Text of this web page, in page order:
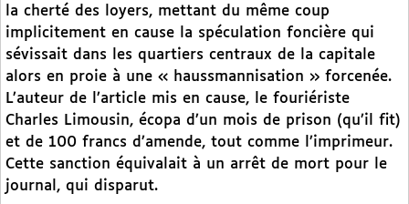
la cherté des loyers, mettant du même coup
implicitement en cause la spéculation foncière qui
sévissait dans les quartiers centraux de la capitale
alors en proie à une « haussmannisation » forcenée.
L’auteur de l’article mis en cause, le fouriériste
Charles Limousin, écopa d’un mois de prison (qu’il fit)
et de 100 francs d’amende, tout comme l’imprimeur.
Cette sanction équivalait à un arrêt de mort pour le
journal, qui disparut.